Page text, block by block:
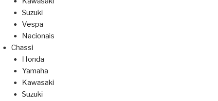
Suzuki
Vespa
Nacionais
Chassi
Honda
Yamaha
Kawasaki
Suzuki